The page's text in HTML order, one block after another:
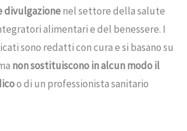
divulgazionenel settore della salute
alimentari e del benessere. I
sono redatti con cura e si basano su
non sostituiscono in alcun modo il
o di un professionista sanitario